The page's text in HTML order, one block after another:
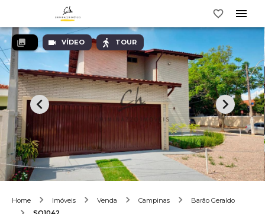
VÍDEO TOUR
Home Imóveis Venda Campinas
Barão Geraldo